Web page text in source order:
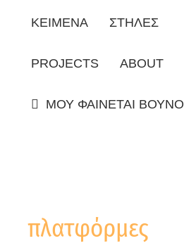
ΚΕΙΜΕΝΑ ΣΤΗΛΕΣ
PROJECTS ABOUT
ΜΟΥ ΦΑΙΝΕΤΑΙ ΒΟΥΝΟ
πλατφόρμες